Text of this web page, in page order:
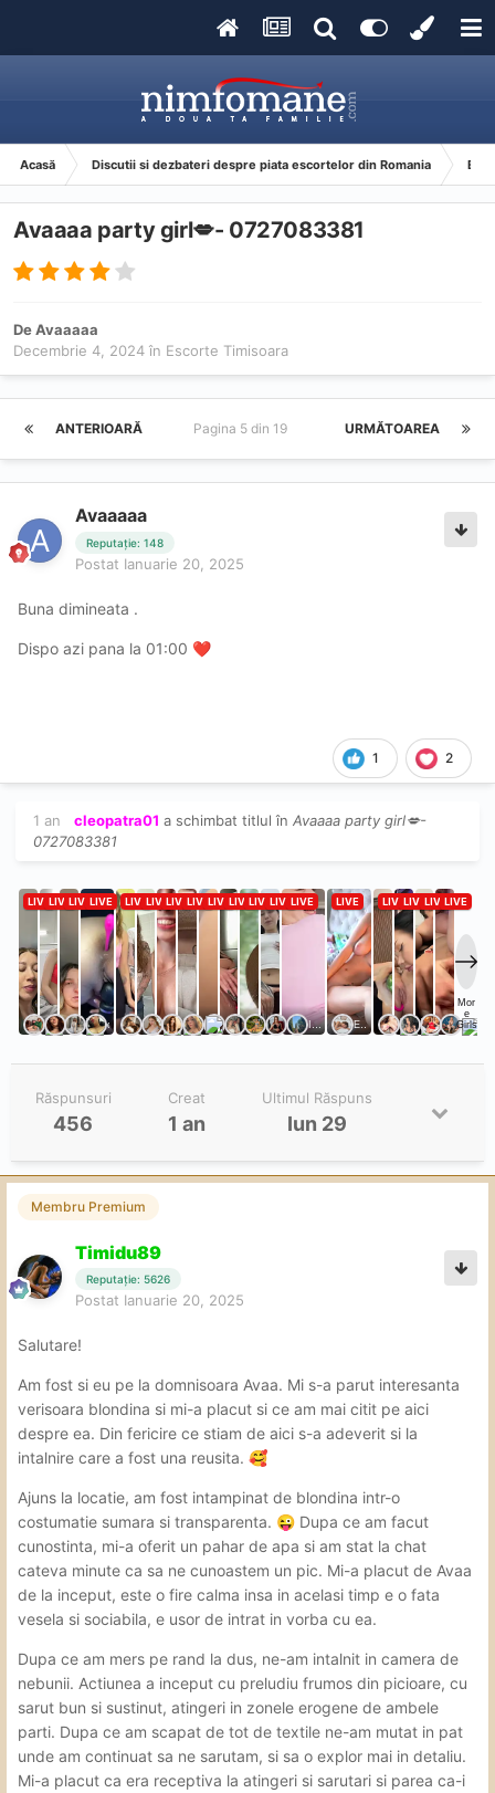
Acasă Discutii si dezbateri despre piata escortelor din Romania
Avaaaa party girl💋- 0727083381
DeAvaaaaa
Decembrie 4, 2024 în Escorte Timisoara
ANTERIOARĂ URMĂTOAREA
Pagina 5 din 19
Avaaaaa
Reputație: 148
Postat Ianuarie 20, 2025
Buna dimineata .
Dispo azi pana la 01:00 ❤️
1 2
1 an cleopatra01 a schimbat titlul în Avaaaa party girl💋-
0727083381
Răspunsuri
456
Creat
1 an
Ultimul Răspuns
Iun 29
Membru Premium
Timidu89
Reputație: 5626
Postat Ianuarie 20, 2025
Salutare!
Am fost si eu pe la domnisoara Avaa. Mi s-a parut interesanta
verisoara blondina si mi-a placut si ce am mai citit pe aici
despre ea. Din fericire ce stiam de aici s-a adeverit si la
intalnire care a fost una reusita. 🥰
Ajuns la locatie, am fost intampinat de blondina intr-o
costumatie sumara si transparenta. 😜 Dupa ce am facut
cunostinta, mi-a oferit un pahar de apa si am stat la chat
cateva minute ca sa ne cunoastem un pic. Mi-a placut de Avaa
de la inceput, este o fire calma insa in acelasi timp e o fata
vesela si sociabila, e usor de intrat in vorba cu ea.
Dupa ce am mers pe rand la dus, ne-am intalnit in camera de
nebunii. Actiunea a inceput cu preludiu frumos din picioare, cu
sarut bun si sustinut, atingeri in zonele erogene de ambele
parti. Dupa ce am scapat de tot de textile ne-am mutat in pat
unde am continuat sa ne sarutam, si sa o explor mai in detaliu.
Mi-a placut ca era receptiva la atingeri si sarutari si parea ca-i